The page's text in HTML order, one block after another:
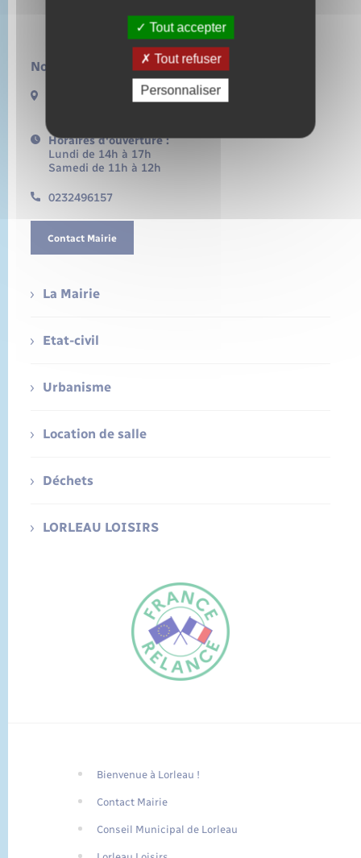
Traduction du
FR
Nous contacter :
13 rue de la Lieure
Horaires d'ouverture :
Lundi de 14h à 17h
Samedi de 11h à 12h
0232496157
Contact Mairie
La Mairie
Etat-civil
Urbanisme
Location de salle
Déchets
LORLEAU LOISIRS
Bienvenue à Lorleau !
Contact Mairie
Conseil Municipal de Lorleau
Tout accepter
Tout refuser
Personnaliser